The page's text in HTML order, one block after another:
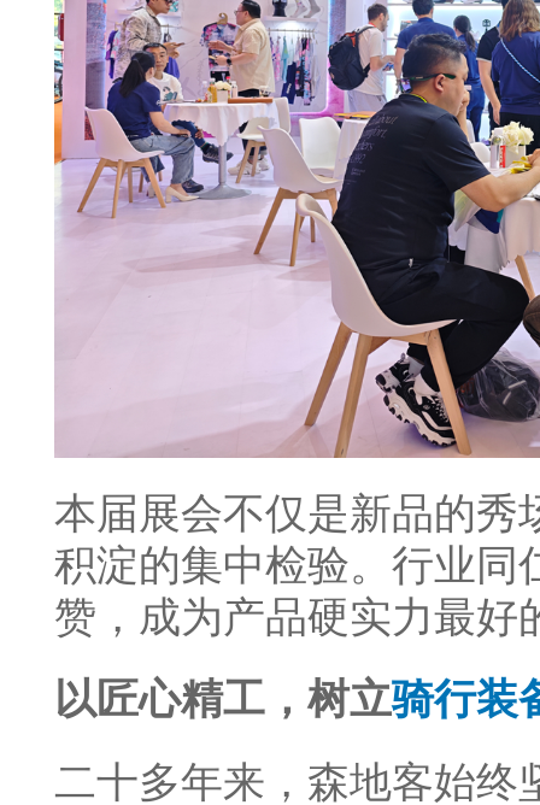
本届展会不仅是新品的秀
积淀的集中检验。行业同
赞，成为产品硬实力最好
以匠心精工，树立骑行装
二十多年来，森地客始终